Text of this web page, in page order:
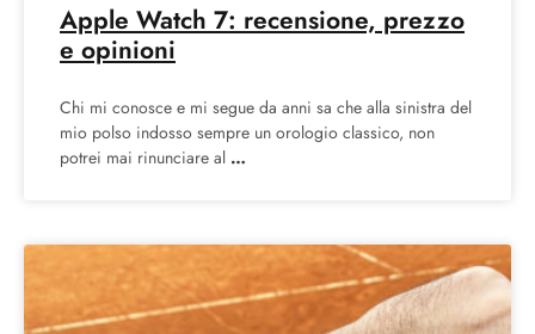
Apple Watch 7: recensione, prezzo
e opinioni
Chi mi conosce e mi segue da anni sa che alla sinistra del
mio polso indosso sempre un orologio classico, non
potrei mai rinunciare al